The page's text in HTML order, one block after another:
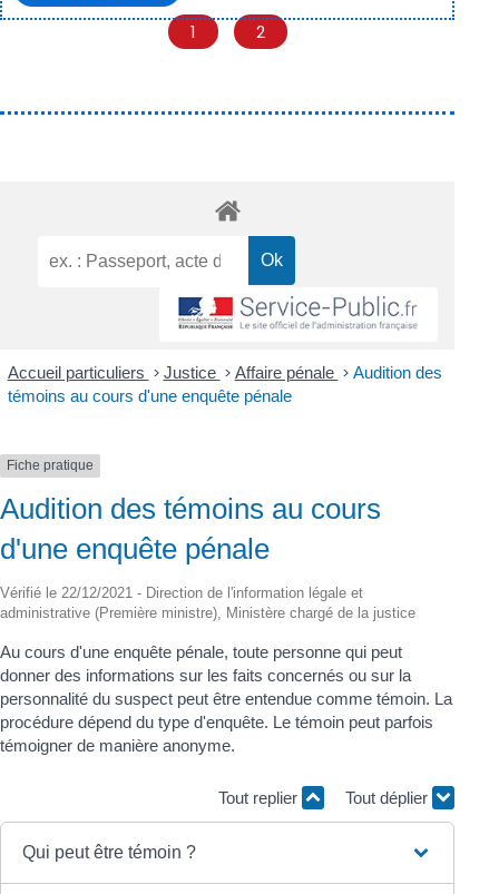
1 2
Accueil particuliers > Justice > Affaire pénale > Audition des
témoins au cours d'une enquête pénale
Fiche pratique
Audition des témoins au cours
d'une enquête pénale
Vérifié le 22/12/2021 - Direction de l'information légale et
administrative (Première ministre), Ministère chargé de la justice
Au cours d'une enquête pénale, toute personne qui peut
donner des informations sur les faits concernés ou sur la
personnalité du suspect peut être entendue comme témoin. La
procédure dépend du type d'enquête. Le témoin peut parfois
témoigner de manière anonyme.
Tout replier Tout déplier
Qui peut être témoin ?